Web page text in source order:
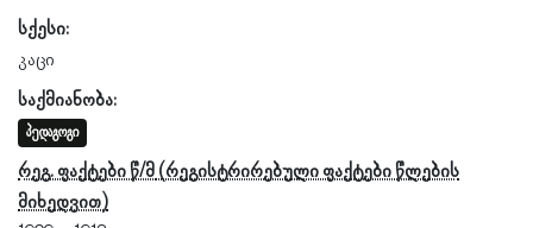
სქესი:
კაცი
საქმიანობა:
პედაგოგი
რეგ. ფაქტები წ/მ